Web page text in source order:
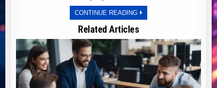
CONTINUE READINGPLANWIRTSCHAFT
UND
DEUTSCHLANDS
IN
DEN
WIRTSCHAFTLICHEN
NIEDERGANG
Related Articles